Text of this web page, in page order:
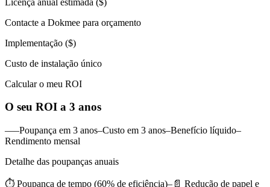
Contacte a Dokmee para orçamento
Implementação ($)
Custo de instalação único
Calcular o meu ROI
O seu ROI a 3 anos
–––Poupança em 3 anos–Custo em 3 anos–Benefício líquido–
Rendimento mensal
Detalhe das poupanças anuais
⏱️ Poupança de tempo (60% de eficiência)–📄 Redução de papel e